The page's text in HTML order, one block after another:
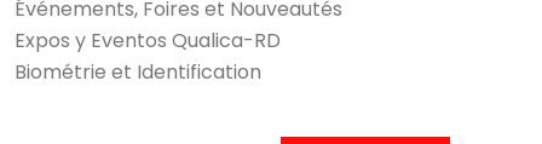
Événements, Foires et Nouveautés
Expos y Eventos Qualica-RD
Biométrie et Identification